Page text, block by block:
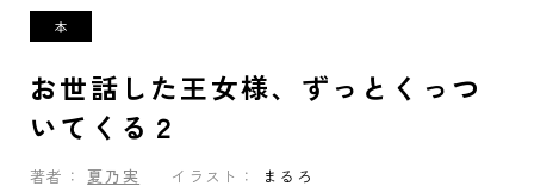
お世話した王女様、ずっとくっつ
いてくる２
著者： 夏乃実 イラスト： まるろ